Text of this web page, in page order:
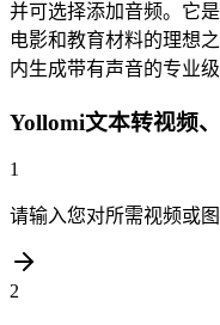
并可选择添加音频。它
电影和教育材料的理想
内生成带有声音的专业级
Yollomi文本转视频
1
请输入您对所需视频或
2